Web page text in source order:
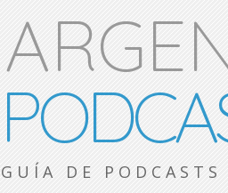
GUÍA DE